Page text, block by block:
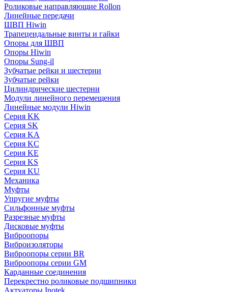
Роликовые направляющие Rollon
Линейные передачи
ШВП Hiwin
Трапецеидальные винты и гайки
Опоры для ШВП
Опоры Hiwin
Опоры Sung-il
Зубчатые рейки и шестерни
Зубчатые рейки
Цилиндрические шестерни
Модули линейного перемещения
Линейные модули Hiwin
Серия KK
Серия SK
Серия KA
Серия KC
Серия KE
Серия KS
Серия KU
Механика
Муфты
Упругие муфты
Сильфонные муфты
Разрезные муфты
Дисковые муфты
Виброопоры
Виброизоляторы
Виброопоры серии BR
Виброопоры серии GM
Карданные соединения
Перекрестно роликовые подшипники
Актуаторы Inotek